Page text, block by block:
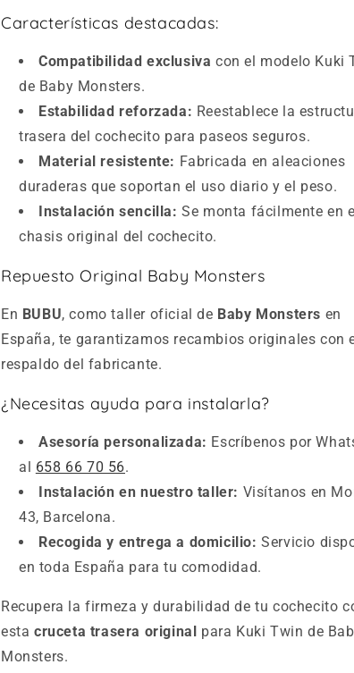
Características destacadas:
Compatibilidad exclusiva con el modelo Kuki
de Baby Monsters.
Estabilidad reforzada: Reestablece la
trasera del cochecito para paseos seguros.
Material resistente: Fabricada en aleaciones
duraderas que soportan el uso diario y el peso.
Instalación sencilla: Se monta fácilmente en
chasis original del cochecito.
Repuesto Original Baby Monsters
En BUBU, como taller oficial de Baby Monsters en
España, te garantizamos recambios originales con
respaldo del fabricante.
¿Necesitas ayuda para instalarla?
Asesoría personalizada: Escríbenos por
al 658 66 70 56.
Instalación en nuestro taller: Visítanos en
43, Barcelona.
Recogida y entrega a domicilio: Servicio
en toda España para tu comodidad.
Recupera la firmeza y durabilidad de tu cochecito
esta cruceta trasera original para Kuki Twin de
Monsters.